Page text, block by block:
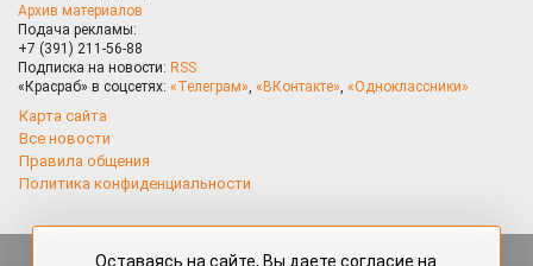
Архив материалов
Подача рекламы:
+7 (391) 211-56-88
Подписка на новости: RSS
«Красраб» в соцсетях: «Телеграм», «ВКонтакте», «Одноклассники»
Карта сайта
Все новости
Правила общения
Политика конфиденциальности
Оставаясь на сайте, Вы даете согласие на